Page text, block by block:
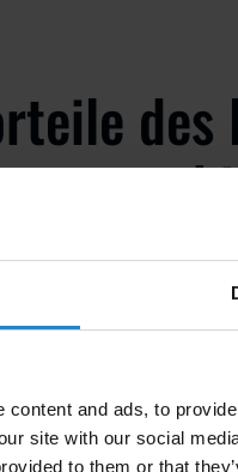
content and ads, to
site with our social
to them or that
des
und Weise, wie
Sicherheit und zur